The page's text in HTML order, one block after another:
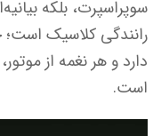
سوپراسپرت، بلکه
رانندگی کلاسیک
دارد و هر نغمه از
است.